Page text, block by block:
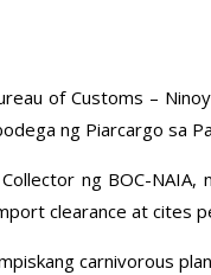
of Customs –
ng Piarcargo sa
ng BOC-
clearance at cites
carnivorous